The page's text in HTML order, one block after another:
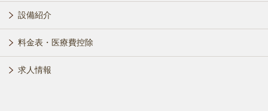
設備紹介
料金表・医療費控除
求人情報